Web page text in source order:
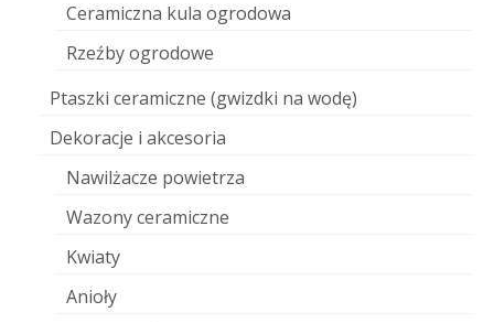
Ceramiczna kula ogrodowa
Rzeźby ogrodowe
Ptaszki ceramiczne (gwizdki na wodę)
Dekoracje i akcesoria
Nawilżacze powietrza
Wazony ceramiczne
Kwiaty
Anioły